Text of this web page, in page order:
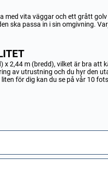
med vita väggar och ett grått
ska passa in i sin omgivning.
x 2,44 m (bredd), vilket är bra
av utrustning och du hyr den
för dig kan du se på vår 10